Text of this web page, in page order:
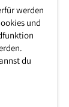
werden
und
du